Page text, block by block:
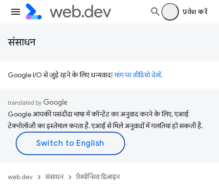
प्रवेश करें
संसाधन
Google I/O से जुड़े रहने के लिए धन्यवाद!मांग पर वीडियो देखें.
Google आपकी पसंदीदा भाषा में कॉन्टेंट का अनुवाद करने के लिए, एआई
टेक्नोलॉजी का इस्तेमाल करता है. एआई से मिले अनुवादों में गलतियां हो सकती हैं.
web.dev संसाधन रिस्पॉन्सिव डिज़ाइन